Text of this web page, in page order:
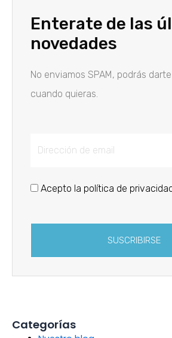
Enterate de las
novedades
No enviamos SPAM, podrás
cuando quieras.
Acepto la política de
SUSCRIBIRSE
Categorías